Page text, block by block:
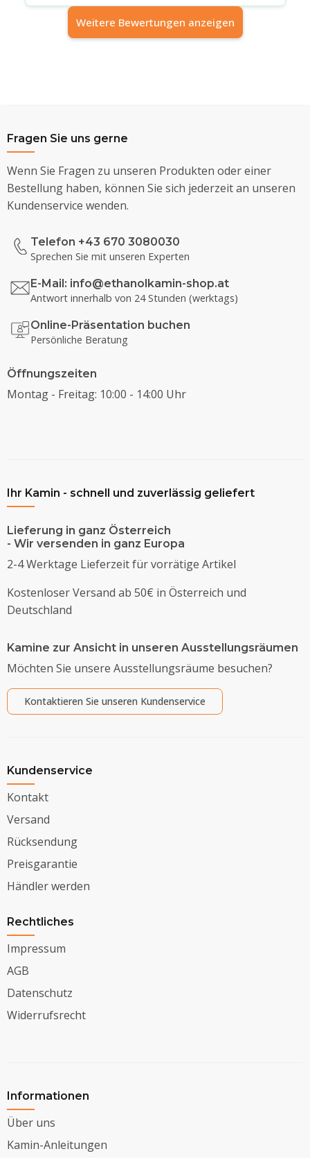
Weitere Bewertungen anzeigen
Fragen Sie uns gerne
Wenn Sie Fragen zu unseren Produkten oder einer
Bestellung haben, können Sie sich jederzeit an unseren
Kundenservice wenden.
Telefon +43 670 3080030
Sprechen Sie mit unseren Experten
E-Mail: info@ethanolkamin-shop.at
Antwort innerhalb von 24 Stunden (werktags)
Online-Präsentation buchen
Persönliche Beratung
Öffnungszeiten
Montag - Freitag: 10:00 - 14:00 Uhr
Ihr Kamin - schnell und zuverlässig geliefert
Lieferung in ganz Österreich
- Wir versenden in ganz Europa
2-4 Werktage Lieferzeit für vorrätige Artikel
Kostenloser Versand ab 50€ in Österreich und
Deutschland
Kamine zur Ansicht in unseren Ausstellungsräumen
Möchten Sie unsere Ausstellungsräume besuchen?
Kontaktieren Sie unseren Kundenservice
Kundenservice
Kontakt
Versand
Rücksendung
Preisgarantie
Händler werden
Rechtliches
Impressum
AGB
Datenschutz
Widerrufsrecht
Informationen
Über uns
Kamin-Anleitungen